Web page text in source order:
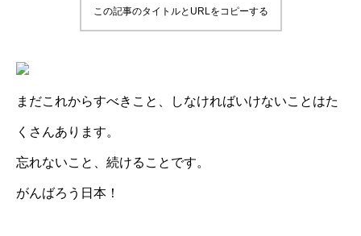
この記事のタイトルとURLをコピーする
まだこれからすべきこと、しなければいけないことはた
くさんあります。
忘れないこと、続けることです。
がんばろう日本！